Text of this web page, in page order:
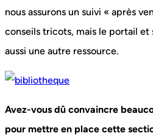
nous assurons un suivi « après
conseils tricots, mais le portail et
aussi une autre ressource.
Avez-vous dû convaincre
pour mettre en place cette